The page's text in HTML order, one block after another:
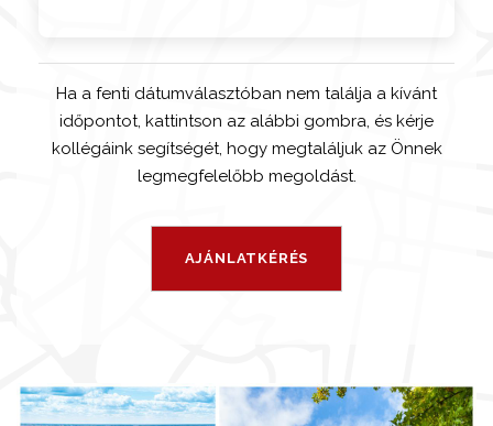
Ha a fenti dátumválasztóban nem találja a kívánt
időpontot, kattintson az alábbi gombra, és kérje
kollégáink segítségét, hogy megtaláljuk az Önnek
legmegfelelőbb megoldást.